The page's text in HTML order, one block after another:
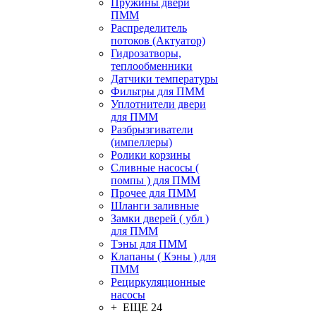
Пружины двери
ПММ
Распределитель
потоков (Актуатор)
Гидрозатворы,
теплообменники
Датчики температуры
Фильтры для ПММ
Уплотнители двери
для ПММ
Разбрызгиватели
(импеллеры)
Ролики корзины
Сливные насосы (
помпы ) для ПММ
Прочее для ПММ
Шланги заливные
Замки дверей ( убл )
для ПММ
Тэны для ПММ
Клапаны ( Кэны ) для
ПММ
Рециркуляционные
насосы
+ ЕЩЕ 24